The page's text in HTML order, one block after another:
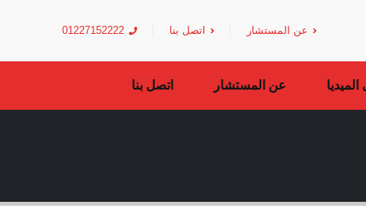
عن المستشار اتصل بنا 01227152222
عن المستشار اتصل بنا